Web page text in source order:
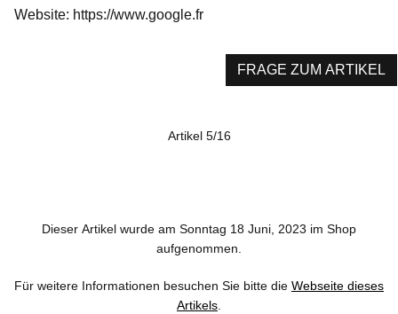
Website: https://www.google.fr
FRAGE ZUM ARTIKEL
Artikel 5/16
Dieser Artikel wurde am Sonntag 18 Juni, 2023 im Shop
aufgenommen.
Für weitere Informationen besuchen Sie bitte die Webseite dieses
Artikels.